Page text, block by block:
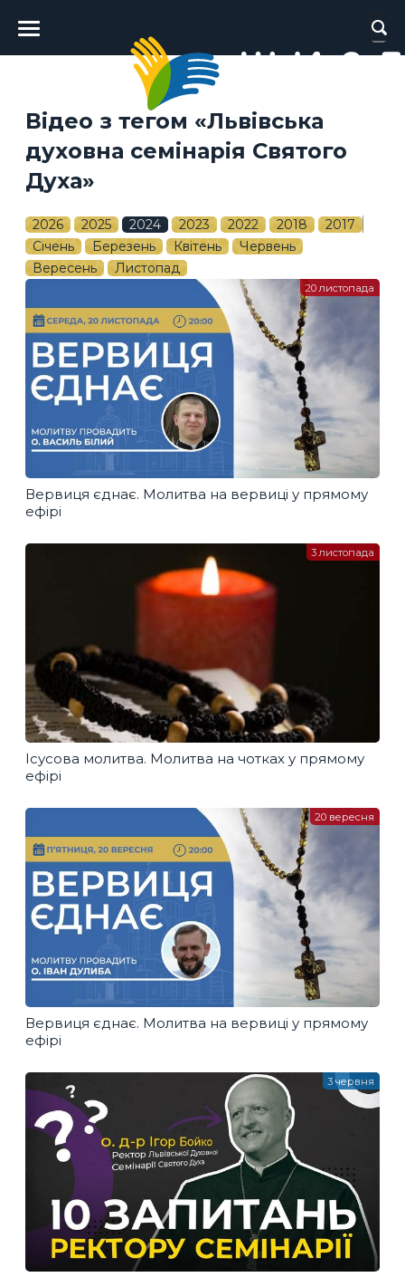
Головне
меню
Відео з тегом «Львівська
духовна семінарія Святого
Духа»
2026 2025 2024 2023 2022 2018
2017
Січень
Березень Квітень
Червень
Вересень
Листопад
Вервиця єднає. Молитва на вервиці у прямому
ефірі
20 листопада
Ісусова молитва. Молитва на чотках у прямому
ефірі
3 листопада
Вервиця єднає. Молитва на вервиці у прямому
ефірі
20 вересня
3 червня